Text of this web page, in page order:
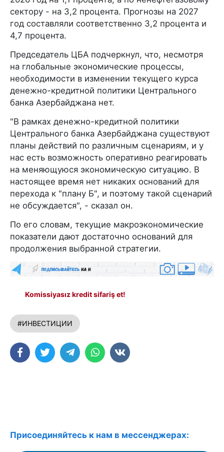
сектору - на 3,2 процента. Прогнозы на 2027
год составляли соответственно 3,2 процента и
4,7 процента.
Председатель ЦБА подчеркнул, что, несмотря
на глобальные экономические процессы,
необходимости в изменении текущего курса
денежно-кредитной политики Центрального
банка Азербайджана нет.
"В рамках денежно-кредитной политики
Центрального банка Азербайджана существуют
планы действий по различным сценариям, и у
нас есть возможность оперативно реагировать
на меняющуюся экономическую ситуацию. В
настоящее время нет никаких оснований для
перехода к "плану Б", и поэтому такой сценарий
не обсуждается", - сказал он.
По его словам, текущие макроэкономические
показатели дают достаточно оснований для
продолжения выбранной стратегии.
Komissiyasız kredit sifariş et!
#ИНВЕСТИЦИИ
Присоединяйтесь к нам в мессенджерах: